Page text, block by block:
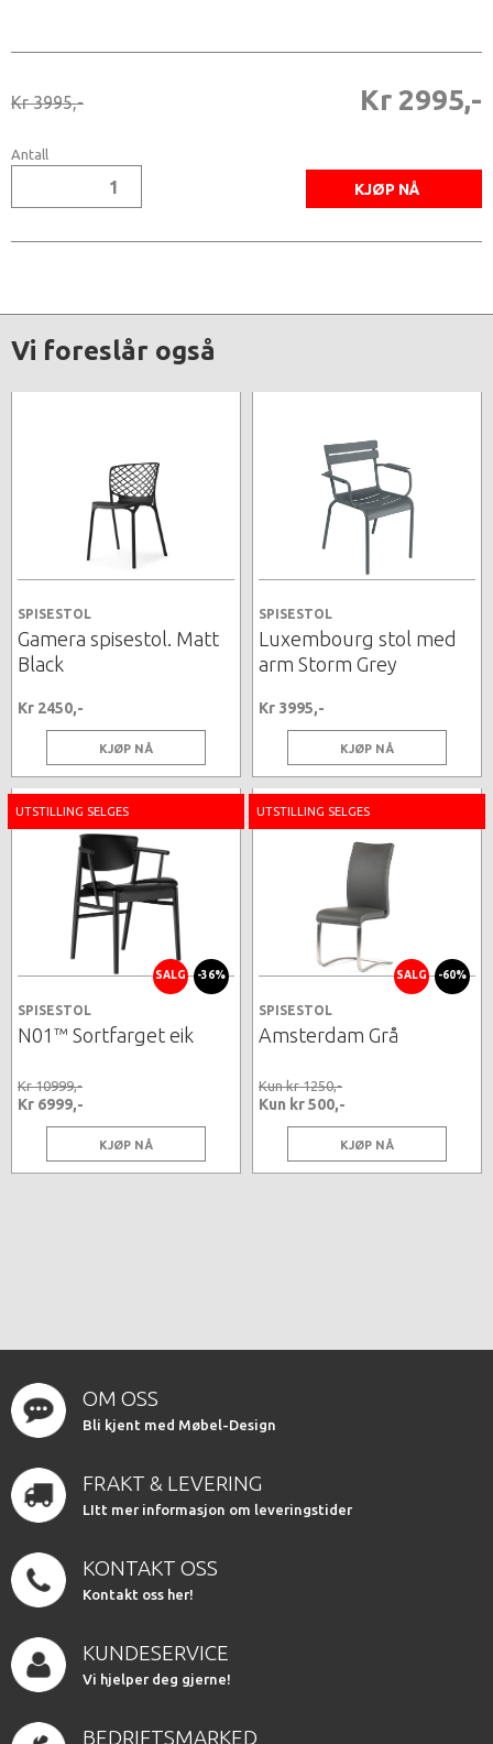
Kr 3995,- Kr 2995,-
Antall
Vi foreslår også
SPISESTOL
Gamera spisestol. Matt
Black
Kr 2450,-
KJØP NÅ
SPISESTOL
Luxembourg stol med
arm Storm Grey
Kr 3995,-
KJØP NÅ
UTSTILLING SELGES
SALG -36%
SPISESTOL
N01™ Sortfarget eik
Kr 10999,-
Kr 6999,-
KJØP NÅ
UTSTILLING SELGES
SALG -60%
SPISESTOL
Amsterdam Grå
Kun kr 1250,-
Kun kr 500,-
KJØP NÅ
OM OSS
Bli kjent med Møbel-Design
FRAKT & LEVERING
LItt mer informasjon om leveringstider
KONTAKT OSS
Kontakt oss her!
KUNDESERVICE
Vi hjelper deg gjerne!
BEDRIFTSMARKED